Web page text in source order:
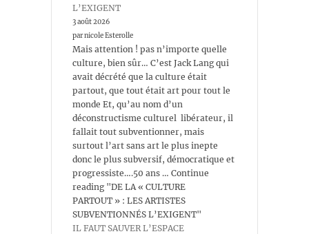
L’EXIGENT
3 août 2026
par nicole Esterolle
Mais attention ! pas n’importe quelle
culture, bien sûr… C’est Jack Lang qui
avait décrété que la culture était
partout, que tout était art pour tout le
monde Et, qu’au nom d’un
déconstructisme culturel libérateur, il
fallait tout subventionner, mais
surtout l’art sans art le plus inepte
donc le plus subversif, démocratique et
progressiste….50 ans … Continue
reading "DE LA « CULTURE
PARTOUT » : LES ARTISTES
SUBVENTIONNÉS L’EXIGENT"
IL FAUT SAUVER L’ESPACE